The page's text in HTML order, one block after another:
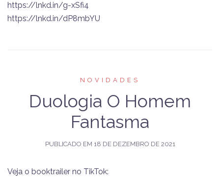
https://lnkd.in/g-xSfi4
https://lnkd.in/dP8mbYU
NOVIDADES
Duologia O Homem
Fantasma
PUBLICADO EM 18 DE DEZEMBRO DE 2021
Veja o booktrailer no TikTok: